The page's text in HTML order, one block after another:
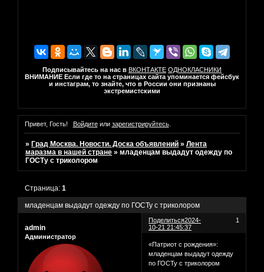
Подписывайтесь на нас в ВКОНТАКТЕ ОДНОКЛАСНИКИ
ВНИМАНИЕ Если где то на страницах сайта упоминается фейсбук
и инстаграм, то знайте, что в России они признаны
экстремистскими
Привет, Гость! Войдитеили зарегистрируйтесь.
» Град Москва. Новости. Доска объявлений »Лента
маразма в нашей стране »младенцам выдадут одежду по
ГОСТу с триколором
младенцам выдадут одежду по ГОСТу с триколором
Страница:1
Поделиться 1
2024-
10-21 21:45:37
admin
Администратор
«Патриот с рождения»:
младенцам выдадут одежду
по ГОСТу с триколором